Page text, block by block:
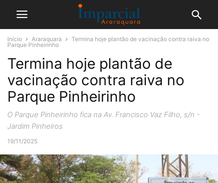
Início Araraquara
Termina hoje plantão de vacinação contra raiva no
Parque Pinheirinho
Termina hoje plantão de
vacinação contra raiva no
Parque Pinheirinho
O Parque Pinheirinho fica na Av. Francisco Vaz Filho, s/n -
Jardim Pinheiros
19/11/2025